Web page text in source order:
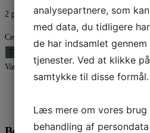
2 på lager
Cedira LED træ | 120cm antal
TILFØJ TIL KURV
Varenummer (SKU): A00026856 Kategori:
Yderligere information
analysepartnere, som
med data, du tidligere
de har indsamlet
tjenester. Ved at klikke
samtykke til disse formål.
Læs mere om vores
behandling af persondata